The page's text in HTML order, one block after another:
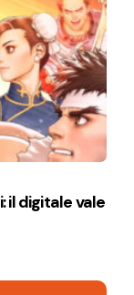
il digitale vale